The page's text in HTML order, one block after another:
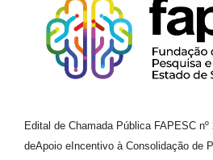
Edital de Chamada Pública FAPESC nº
deApoio e Incentivo à Consolidação de